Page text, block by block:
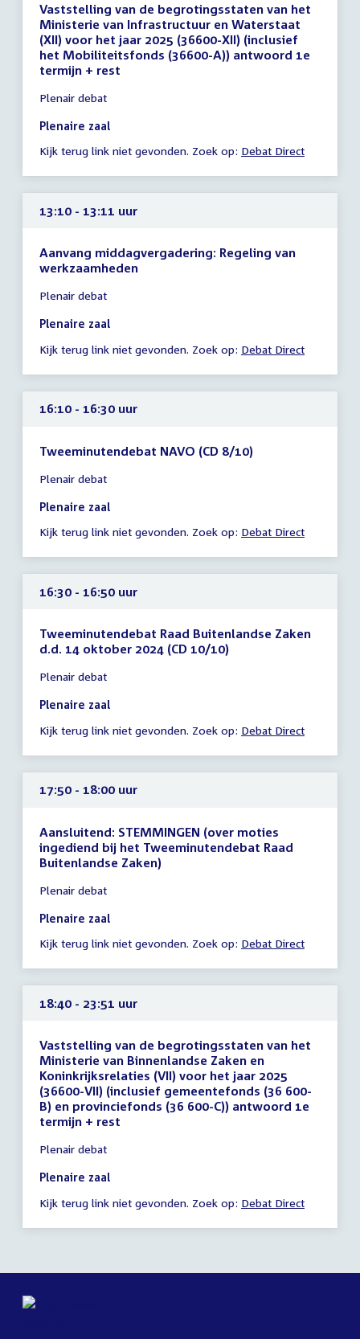
Vaststelling van de begrotingsstaten van het
Ministerie van Infrastructuur en Waterstaat
(XII) voor het jaar 2025 (36600-XII) (inclusief
het Mobiliteitsfonds (36600-A)) antwoord 1e
termijn + rest
vergadering
10:16
15:45
Plenair debat
Plenaire zaal
Kijk terug link niet gevonden. Zoek op: Debat Direct
13:10 - 13:11 uur
Aanvang middagvergadering: Regeling van
werkzaamheden
vergadering
13:10
13:11
Plenair debat
Plenaire zaal
Kijk terug link niet gevonden. Zoek op: Debat Direct
16:10 - 16:30 uur
Tweeminutendebat NAVO (CD 8/10)
vergadering
16:10
16:30
Plenair debat
Plenaire zaal
Kijk terug link niet gevonden. Zoek op: Debat Direct
16:30 - 16:50 uur
Tweeminutendebat Raad Buitenlandse Zaken
d.d. 14 oktober 2024 (CD 10/10)
vergadering
16:30
16:50
Plenair debat
Plenaire zaal
Kijk terug link niet gevonden. Zoek op: Debat Direct
17:50 - 18:00 uur
Aansluitend: STEMMINGEN (over moties
ingediend bij het Tweeminutendebat Raad
Buitenlandse Zaken)
vergadering
17:50
18:00
Plenair debat
Plenaire zaal
Kijk terug link niet gevonden. Zoek op: Debat Direct
18:40 - 23:51 uur
Vaststelling van de begrotingsstaten van het
Ministerie van Binnenlandse Zaken en
Koninkrijksrelaties (VII) voor het jaar 2025
(36600-VII) (inclusief gemeentefonds (36 600-
B) en provinciefonds (36 600-C)) antwoord 1e
termijn + rest
vergadering
18:40
23:51
Plenair debat
Plenaire zaal
Kijk terug link niet gevonden. Zoek op: Debat Direct